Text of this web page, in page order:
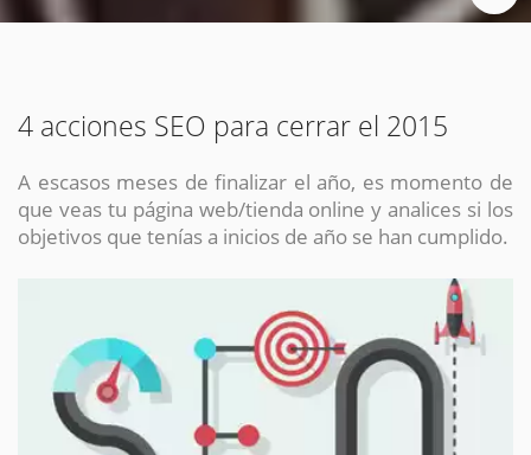
4 acciones SEO para cerrar el 2015
A escasos meses de finalizar el año, es momento de
que veas tu página web/tienda online y analices si los
objetivos que tenías a inicios de año se han cumplido.